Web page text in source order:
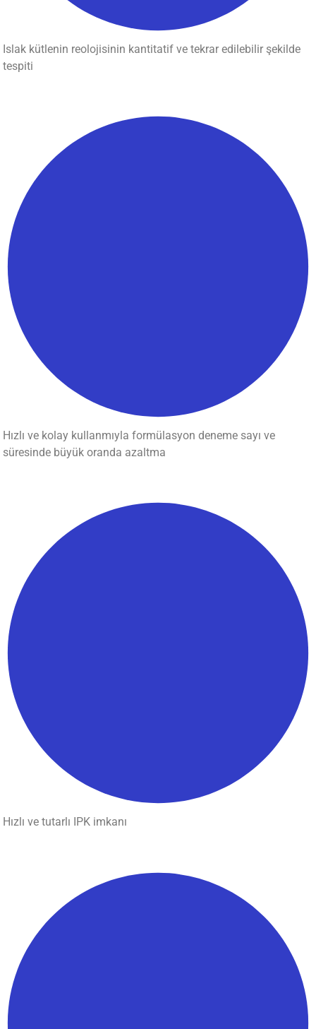
Islak kütlenin reolojisinin kantitatif ve tekrar edilebilir şekilde
tespiti
Hızlı ve kolay kullanmıyla formülasyon deneme sayı ve
süresinde büyük oranda azaltma
Hızlı ve tutarlı IPK imkanı